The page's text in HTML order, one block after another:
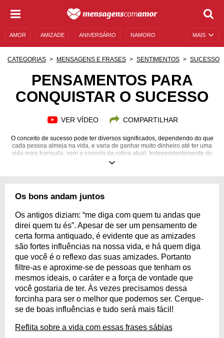
MAIS
AMOR AMIZADE ANIVERSÁRIO NAMORO
MENSAGENS E FRASES MENSAGENS DE ANIVERSÁRIO
CATEGORIAS MENSAGENS E FRASES SENTIMENTOS SUCESSO
PENSAMENTOS PARA
CONQUISTAR O SUCESSO
VER VÍDEO COMPARTILHAR
O conceito de sucesso pode ter diversos significados, dependendo do que
cada pessoa almeja na vida, e varia de ganhar muito dinheiro até ter uma
vida mais tranquila, sem a correria da rotina atual. Independentemente do
que você acredita que seja sucesso, há uma característica nele que é
conquistar o sucesso e comece a transformar seus sonhos em realidade
Os bons andam juntos
Os antigos diziam: “me diga com quem tu andas que
direi quem tu és”. Apesar de ser um pensamento de
certa forma antiquado, é evidente que as amizades
são fortes influências na nossa vida, e há quem diga
que você é o reflexo das suas amizades. Portanto
filtre-as e aproxime-se de pessoas que tenham os
mesmos ideais, o caráter e a força de vontade que
você gostaria de ter. Às vezes precisamos dessa
forcinha para ser o melhor que podemos ser. Cerque-
se de boas influências e tudo será mais fácil!
Reflita sobre a vida com essas frases sábias